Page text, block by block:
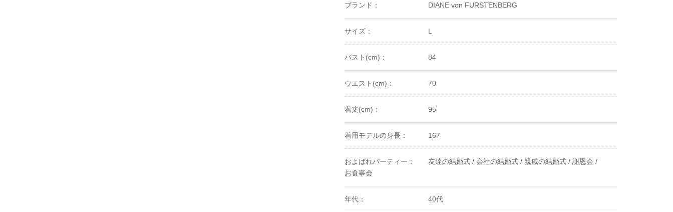
ブランド： DIANE von FURSTENBERG
サイズ： L
バスト(cm)： 84
ウエスト(cm)： 70
着丈(cm)： 95
着用モデルの身長： 167
およばれパーティー： 友達の結婚式 / 会社の結婚式 / 親戚の結婚式 / 謝恩会 /
お食事会
年代： 40代